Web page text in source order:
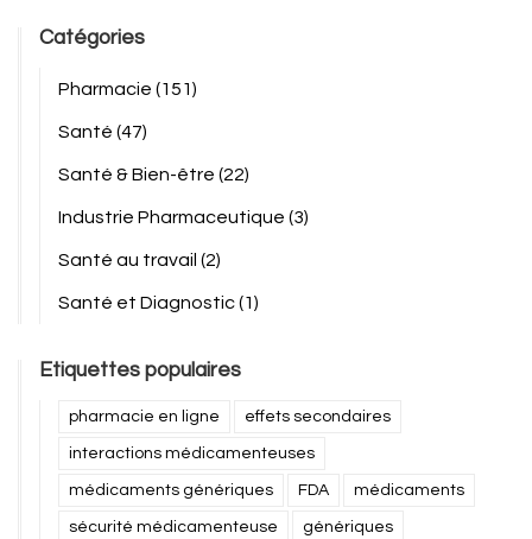
Catégories
Pharmacie (151)
Santé (47)
Santé & Bien-être (22)
Industrie Pharmaceutique (3)
Santé au travail (2)
Santé et Diagnostic(1)
Etiquettes populaires
pharmacie en ligne effets secondaires
interactions médicamenteuses
médicaments génériques FDA médicaments
sécurité médicamenteuse génériques